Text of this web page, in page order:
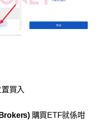
買入
購買ETF就係咁